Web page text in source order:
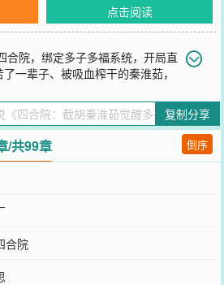
点击阅读
合院，绑定多子多福系统，开局直
一辈子、被吸血榨干的秦淮茹，
福的女人，接连生下龙凤胎，触发系统
源源不断。不止秦淮茹！温柔知性的冉
当打动；明艳大方的于海棠，放弃许大茂
，更是带着全部身家投奔他。一个个性格
心甘情愿陪他共度一生。全院禽兽傻眼
张氏撒泼被怼到自闭，许大茂使坏反被
系统，娶妻生子就变强，从临时工一路
儿女绕膝、娇妻在怀，把这个禽兽遍地
的幸福大院！
淮茹觉醒多子多福
的朋友推荐哦！
复制分享
/共99章 倒序
合院